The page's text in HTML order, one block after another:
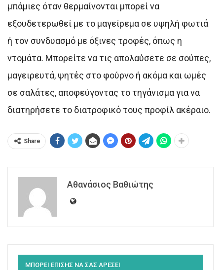
μπάμιες όταν θερμαίνονται μπορεί να
εξουδετερωθεί με το μαγείρεμα σε υψηλή φωτιά
ή τον συνδυασμό με όξινες τροφές, όπως η
ντομάτα. Μπορείτε να τις απολαύσετε σε σούπες,
μαγειρευτά, ψητές στο φούρνο ή ακόμα και ωμές
σε σαλάτες, αποφεύγοντας το τηγάνισμα για να
διατηρήσετε το διατροφικό τους προφίλ ακέραιο.
Share
Αθανάσιος Βαθιώτης
ΜΠΟΡΕΙ ΕΠΙΣΗΣ ΝΑ ΣΑΣ ΑΡΕΣΕΙ